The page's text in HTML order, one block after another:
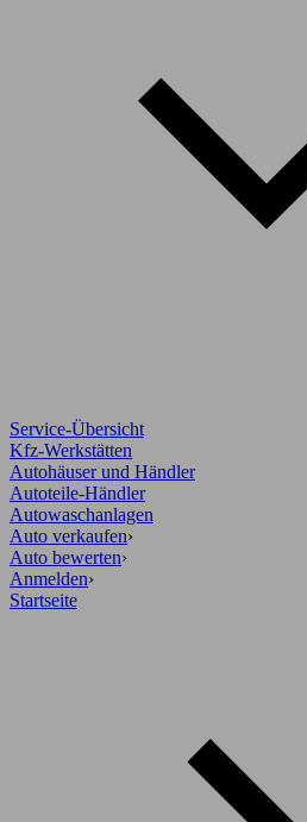
Service-Übersicht
Kfz-Werkstätten
Autohäuser und Händler
Autoteile-Händler
Autowaschanlagen
Auto verkaufen›
Auto bewerten›
Anmelden›
Startseite